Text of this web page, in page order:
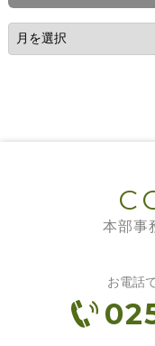
本部事
お電話